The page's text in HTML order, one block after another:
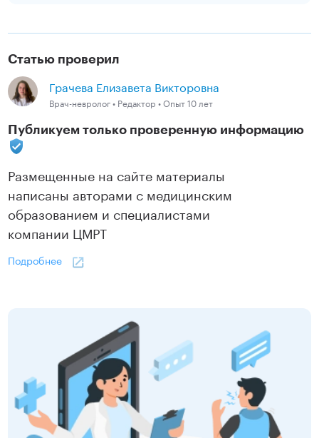
Статью проверил
Грачева Елизавета Викторовна
Врач-невролог • Редактор • Опыт 10 лет
Публикуем только проверенную информацию
Размещенные на сайте материалы
написаны авторами с медицинским
образованием и специалистами
компании ЦМРТ
Подробнее